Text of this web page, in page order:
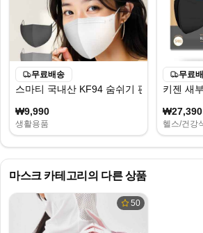
무료배송
스마티 국내산 KF94 숨쉬기 편한 새부리형
₩9,990
생활용품
무료
키젠 새
₩27,390
헬스/건강
마스크카테고리의 다른 상품
50